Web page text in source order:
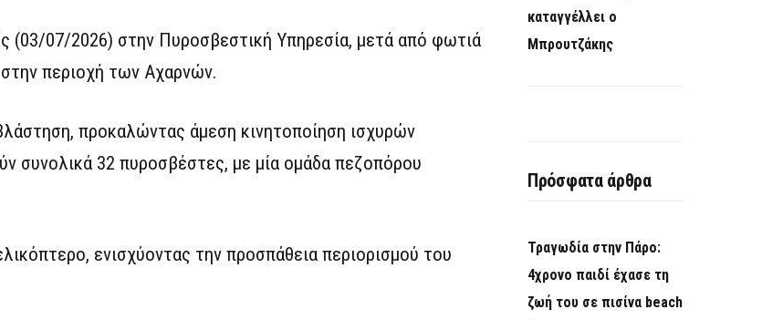
(03/07/2026) στην Πυροσβεστική Υπηρεσία, μετά από φωτιά
περιοχή των Αχαρνών.
προκαλώντας άμεση κινητοποίηση ισχυρών
συνολικά 32 πυροσβέστες, με μία ομάδα πεζοπόρου
ενισχύοντας την προσπάθεια περιορισμού του
καταγγέλλει ο
Μπρουτζάκης
Πρόσφατα άρθρα
Τραγωδία στην Πάρο:
4χρονο παιδί έχασε τη
ζωή του σε πισίνα beach